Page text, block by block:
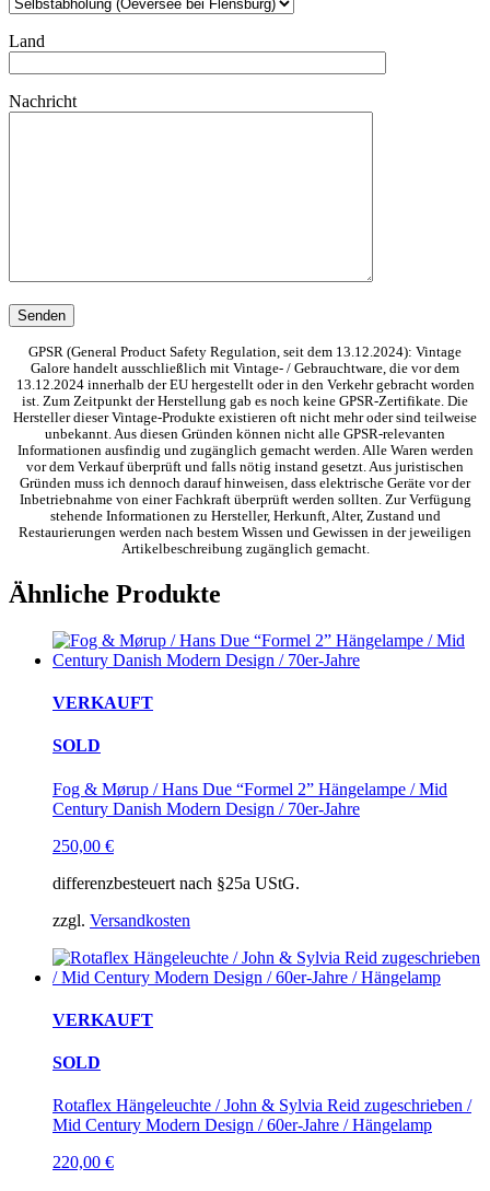
Land
Nachricht
GPSR (General Product Safety Regulation, seit dem 13.12.2024): Vintage
Galore handelt ausschließlich mit Vintage- / Gebrauchtware, die vor dem
13.12.2024 innerhalb der EU hergestellt oder in den Verkehr gebracht worden
ist. Zum Zeitpunkt der Herstellung gab es noch keine GPSR-Zertifikate. Die
Hersteller dieser Vintage-Produkte existieren oft nicht mehr oder sind teilweise
unbekannt. Aus diesen Gründen können nicht alle GPSR-relevanten
Informationen ausfindig und zugänglich gemacht werden. Alle Waren werden
vor dem Verkauf überprüft und falls nötig instand gesetzt. Aus juristischen
Gründen muss ich dennoch darauf hinweisen, dass elektrische Geräte vor der
Inbetriebnahme von einer Fachkraft überprüft werden sollten. Zur Verfügung
stehende Informationen zu Hersteller, Herkunft, Alter, Zustand und
Restaurierungen werden nach bestem Wissen und Gewissen in der jeweiligen
Artikelbeschreibung zugänglich gemacht.
Ähnliche Produkte
VERKAUFT
SOLD
Fog & Mørup / Hans Due “Formel 2” Hängelampe / Mid
Century Danish Modern Design / 70er-Jahre
250,00 €
differenzbesteuert nach §25a UStG.
zzgl. Versandkosten
VERKAUFT
SOLD
Rotaflex Hängeleuchte / John & Sylvia Reid zugeschrieben /
Mid Century Modern Design / 60er-Jahre / Hängelamp
220,00 €